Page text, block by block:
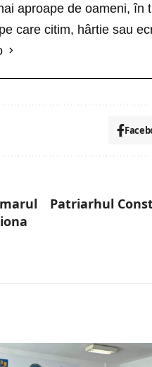
aproape de oameni, în
care citim, hârtie sau
Patriarhul